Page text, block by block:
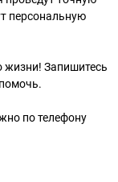
персональную
жизни! Запишитесь
по телефону